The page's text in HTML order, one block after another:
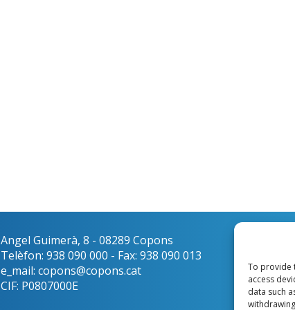
To provide
access
data such
Angel Guimerà, 8 - 08289 Copons
Telèfon: 938 090 000 - Fax: 938 090 013
e_mail: copons@copons.cat
CIF: P0807000E